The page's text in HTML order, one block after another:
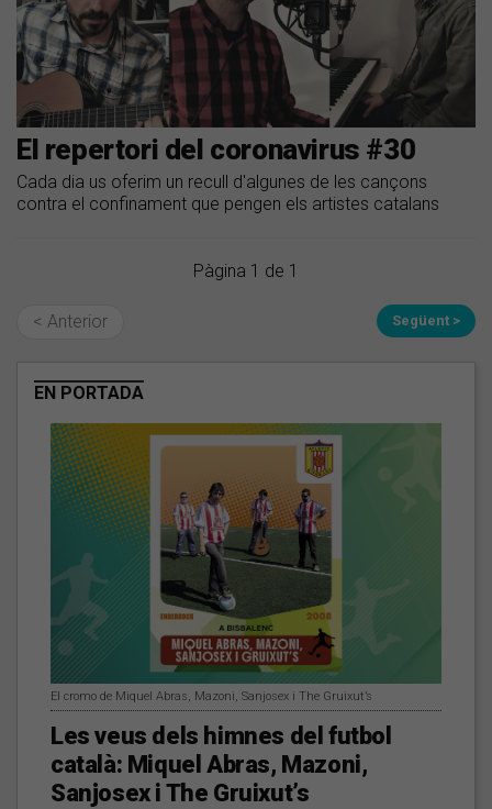
El repertori del coronavirus #30
Cada dia us oferim un recull d'algunes de les cançons
contra el confinament que pengen els artistes catalans
Pàgina 1 de 1
< Anterior Següent >
EN PORTADA
El cromo de Miquel Abras, Mazoni, Sanjosex i The Gruixut’s
Les veus dels himnes del futbol
català: Miquel Abras, Mazoni,
Sanjosex i The Gruixut’s